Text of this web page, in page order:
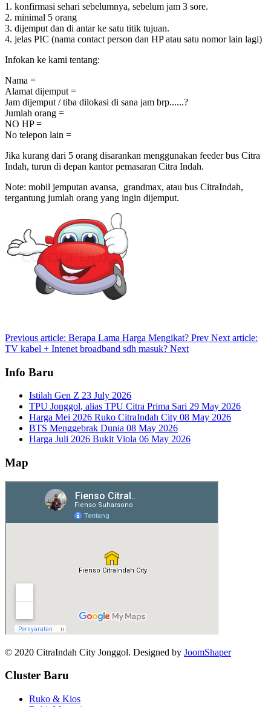
1. konfirmasi sehari sebelumnya, sebelum jam 3 sore.
2. minimal 5 orang
3. dijemput dan di antar ke satu titik tujuan.
4. jelas PIC (nama contact person dan HP atau satu nomor lain lagi)
Infokan ke kami tentang:
Nama =
Alamat dijemput =
Jam dijemput / tiba dilokasi di sana jam brp......?
Jumlah orang =
NO HP =
No telepon lain =
Jika kurang dari 5 orang disarankan menggunakan feeder bus Citra
Indah, turun di depan kantor pemasaran Citra Indah.
Note: mobil jemputan avansa, grandmax, atau bus CitraIndah,
tergantung jumlah orang yang ingin dijemput.
Previous article: Berapa Lama Harga Mengikat? Prev Next article:
TV kabel + Intenet broadband sdh masuk? Next
Info Baru
Istilah Gen Z 23 July 2026
TPU Jonggol, alias TPU Citra Prima Sari 29 May 2026
Harga Mei 2026 Ruko CitraIndah City 08 May 2026
BTS Menggebrak Dunia 08 May 2026
Harga Juli 2026 Bukit Viola 06 May 2026
Map
© 2020 CitraIndah City Jonggol. Designed by JoomShaper
Cluster Baru
Ruko & Kios